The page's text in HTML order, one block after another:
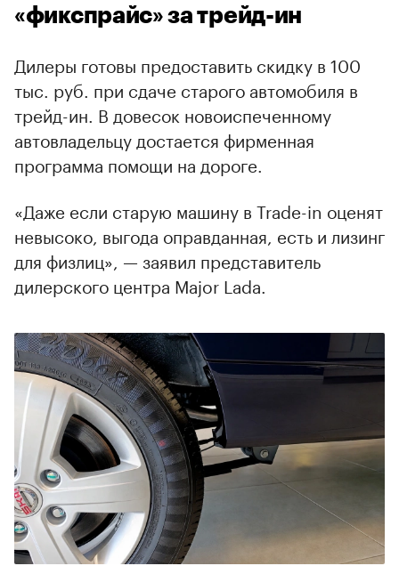
«фикспрайс» за трейд-ин
Дилеры готовы предоставить скидку в 100
тыс. руб. при сдаче старого автомобиля в
трейд-ин. В довесок новоиспеченному
автовладельцу достается фирменная
программа помощи на дороге.
«Даже если старую машину в Trade-in оценят
невысоко, выгода оправданная, есть и лизинг
для физлиц», — заявил представитель
дилерского центра Major Lada.